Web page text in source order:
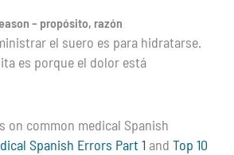
– propósito, razón
el suero es para hidratarse.
es porque el dolor está
on common medical Spanish
Spanish Errors Part 1 and Top 10